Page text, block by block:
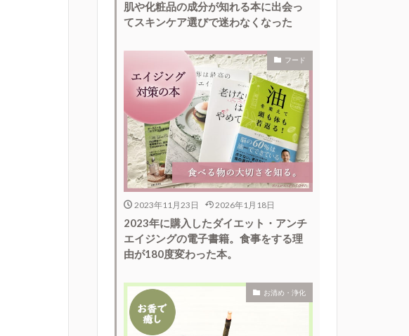
肌や化粧品の成分が知れる本に出会っ
てスキンケア選びで迷わなくなった
フード
2023年11月23日 2026年1月18日
2023年に購入したダイエット・アンチ
エイジングの電子書籍。食事をする理
由が180度変わった本。
お清め・浄化